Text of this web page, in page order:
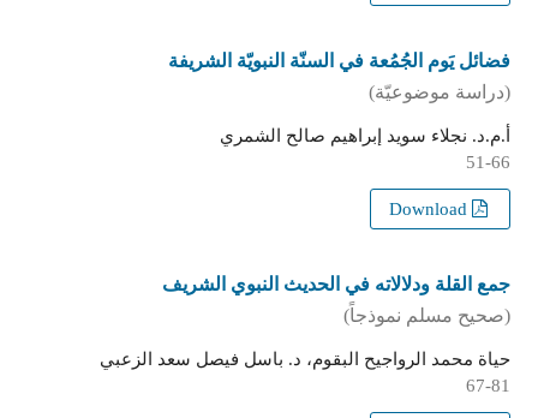
فضائل يَوم الجُمُعة في السنّة النبويّة الشريفة
(دراسة موضوعيّة)
أ.م.د. نجلاء سويد إبراهيم صالح الشمري
51-66
جمع القلة ودلالاته في الحديث النبوي الشريف
(صحيح مسلم نموذجاً)
حياة محمد الرواجيح البقوم، د. باسل فيصل سعد الزعبي
67-81